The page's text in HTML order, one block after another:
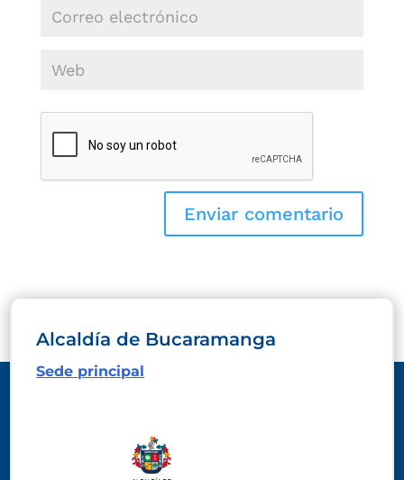
Alcaldía de Bucaramanga
Sede principal